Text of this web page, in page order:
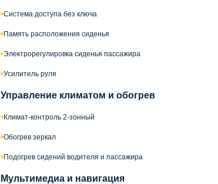
Система доступа без ключа
Память расположения сиденья
Электрорегулировка сиденья пассажира
Усилитель руля
Управление климатом и обогрев
Климат-контроль 2-зонный
Обогрев зеркал
Подогрев сидений водителя и пассажира
Мультимедиа и навигация